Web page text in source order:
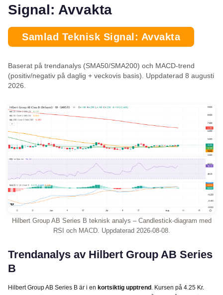
Signal: Avvakta
Samlad Teknisk Signal: Avvakta
Baserat på trendanalys (SMA50/SMA200) och MACD-trend
(positiv/negativ på daglig + veckovis basis). Uppdaterad 8 augusti
2026.
Hilbert Group AB Series B teknisk analys – Candlestick-diagram med
RSI och MACD. Uppdaterad 2026-08-08.
Trendanalys av Hilbert Group AB Series
B
Hilbert Group AB Series B är i en kortsiktig upptrend . Kursen på 4.25 Kr.